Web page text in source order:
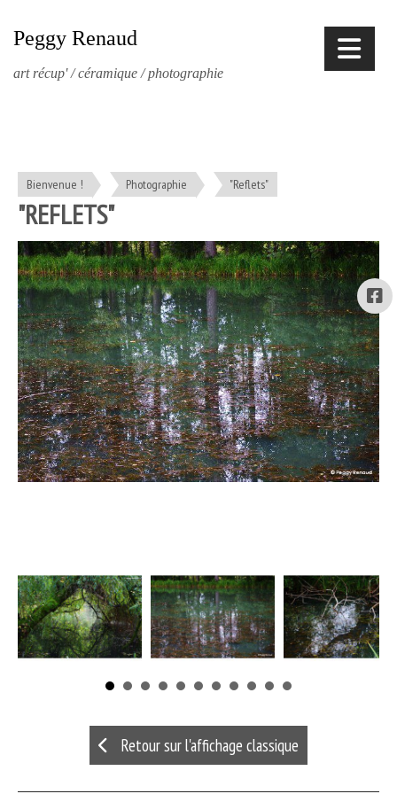
Peggy Renaud
art récup' / céramique / photographie
Bienvenue ! Photographie "Reflets"
"REFLETS"
Retour sur l'affichage classique